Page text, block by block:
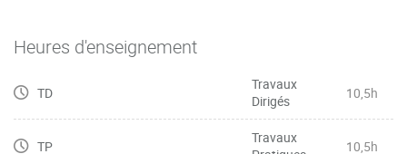
Heures d'enseignement
TD
Travaux
Dirigés
10,5h
TP
Travaux
10,5h